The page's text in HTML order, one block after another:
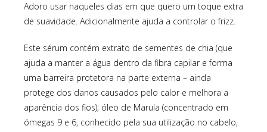
Adoro usar naqueles dias em que quero um toque extra
de suavidade. Adicionalmente ajuda a controlar o frizz.
Este sérum contém extrato de sementes de chia (que
ajuda a manter a água dentro da fibra capilar e forma
uma barreira protetora na parte externa – ainda
protege dos danos causados pelo calor e melhora a
aparência dos fios); óleo de Marula (concentrado em
ómegas 9 e 6, conhecido pela sua utilização no cabelo,